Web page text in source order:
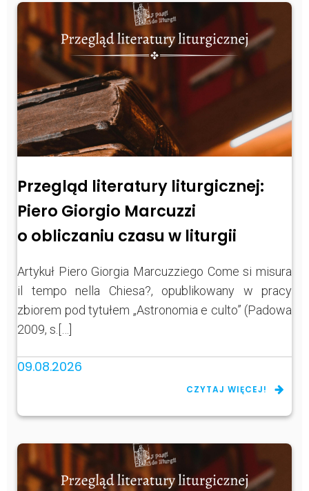
Przegląd literatury liturgicznej:
Piero Giorgio Marcuzzi
o obliczaniu czasu w liturgii
Artykuł Piero Giorgia Marcuzziego Come si misura
il tempo nella Chiesa?, opublikowany w pracy
zbiorem pod tytułem „Astronomia e culto” (Padowa
2009, s.[…]
09.08.2026
CZYTAJ WIĘCEJ!